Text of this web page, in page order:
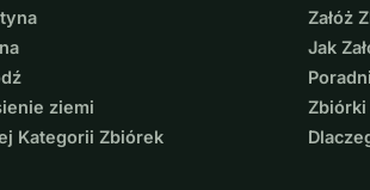
ziemi
Kategorii Zbiórek
Załóż
Jak
Zbiórki